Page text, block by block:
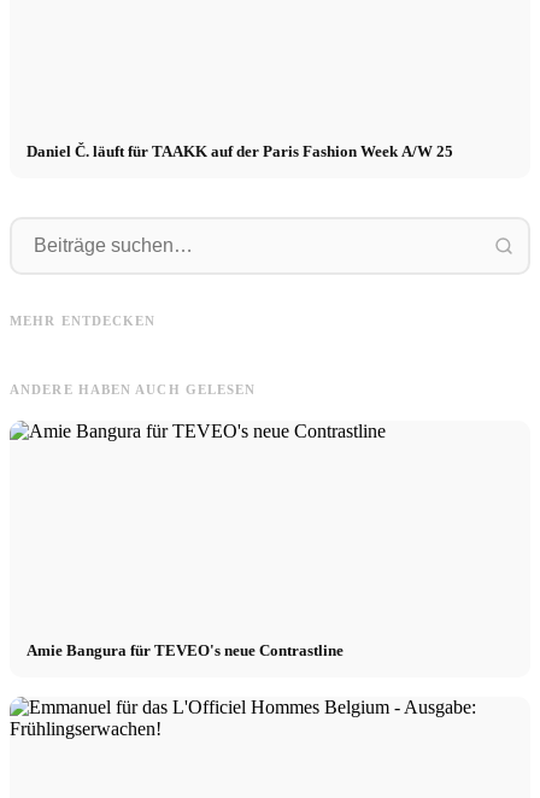
Daniel Č. läuft für TAAKK auf der Paris Fashion Week A/W 25
MEHR ENTDECKEN
Nafa Salvana x DIESEL SS
ANDERE HABEN AUCH GELESEN
Amie Bangura für TEVEO's neue Contrastline